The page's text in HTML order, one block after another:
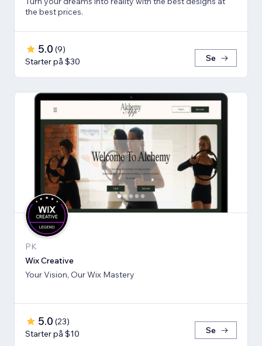
the best prices.
5.0 (9)
Starter på $30
Se
PK
Wix Creative
Your Vision, Our Wix Mastery
5.0 (23)
Starter på $10
Se